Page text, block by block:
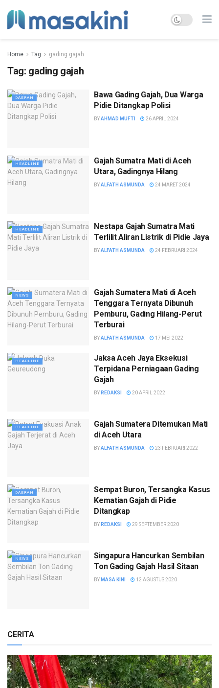
Home Tag gading gajah
Tag: gading gajah
DAERAH
Bawa Gading Gajah, Dua Warga
Pidie Ditangkap Polisi
BYAHMAD MUFTI 26 APRIL 2024
HEADLINE
Gajah Sumatra Mati di Aceh
Utara, Gadingnya Hilang
BYALFATH ASMUNDA 24 MARET 2024
HEADLINE
Nestapa Gajah Sumatra Mati
Terlilit Aliran Listrik di Pidie Jaya
BYALFATH ASMUNDA 24 FEBRUARI 2024
NEWS
Gajah Sumatera Mati di Aceh
Tenggara Ternyata Dibunuh
Pemburu, Gading Hilang-Perut
Terburai
BYALFATH ASMUNDA 17 MEI 2022
HEADLINE
Jaksa Aceh Jaya Eksekusi
Terpidana Perniagaan Gading
Gajah
BY REDAKSI 20 APRIL 2022
HEADLINE
Gajah Sumatera Ditemukan Mati
di Aceh Utara
BYALFATH ASMUNDA 23 FEBRUARI 2022
DAERAH
Sempat Buron, Tersangka Kasus
Kematian Gajah di Pidie
Ditangkap
BY REDAKSI 29 SEPTEMBER 2020
NEWS
Singapura Hancurkan Sembilan
Ton Gading Gajah Hasil Sitaan
BY MASA KINI 12 AGUSTUS 2020
CERITA